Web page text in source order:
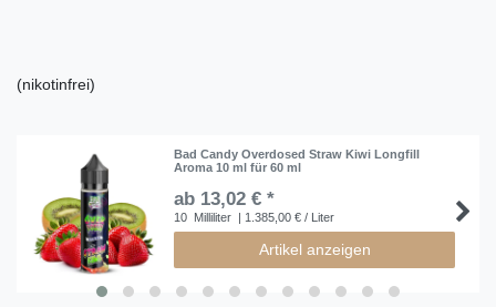
(nikotinfrei)
Bad Candy Overdosed Straw Kiwi Longfill
Aroma 10 ml für 60 ml
ab 13,02 € *
10 Milliliter | 1.385,00 € / Liter
Artikel anzeigen